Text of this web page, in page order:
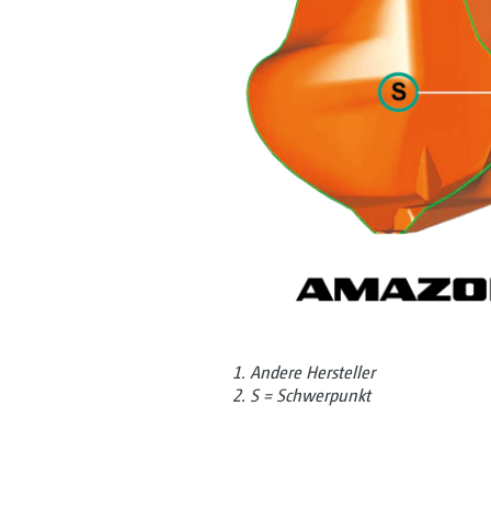
1. Andere Hersteller
2. S = Schwerpunkt